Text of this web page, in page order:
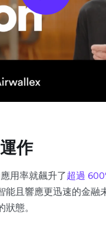
作
用率就飆升了超過
且響應更迅速的金融
態。